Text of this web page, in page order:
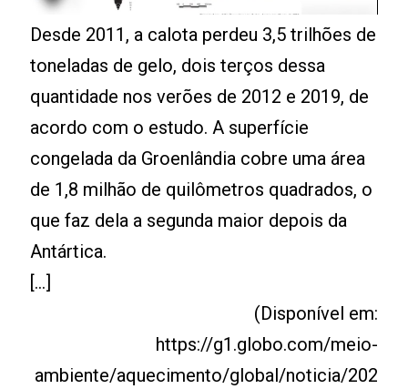
Desde 2011, a calota perdeu 3,5 trilhões de
toneladas de gelo, dois terços dessa
quantidade nos verões de 2012 e 2019, de
acordo com o estudo. A superfície
congelada da Groenlândia cobre uma área
de 1,8 milhão de quilômetros quadrados, o
que faz dela a segunda maior depois da
Antártica.
[...]
(Disponível em:
https://g1.globo.com/meio-
ambiente/aquecimento/global/noticia/202